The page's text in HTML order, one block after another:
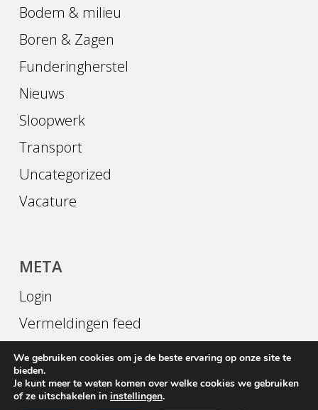
Bodem & milieu
Boren & Zagen
Funderingherstel
Nieuws
Sloopwerk
Transport
Uncategorized
Vacature
META
Login
Vermeldingen feed
Reacties feed
WordPress.org
We gebruiken cookies om je de beste ervaring op onze site te
bieden.
Je kunt meer te weten komen over welke cookies we gebruiken
of ze uitschakelen in instellingen.